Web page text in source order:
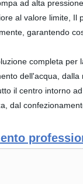
ad alta
al valore limite,
garantendo
completa
dell'acqua,
il centro intorno
dal